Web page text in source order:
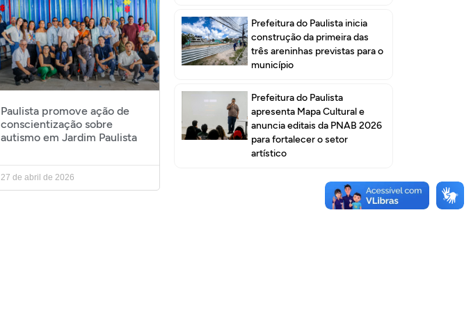
Paulista promove ação de
conscientização sobre
autismo em Jardim Paulista
27 de abril de 2026
Prefeitura do Paulista inicia
construção da primeira das
três areninhas previstas para o
município
Prefeitura do Paulista
apresenta Mapa Cultural e
anuncia editais da PNAB 2026
para fortalecer o setor
artístico